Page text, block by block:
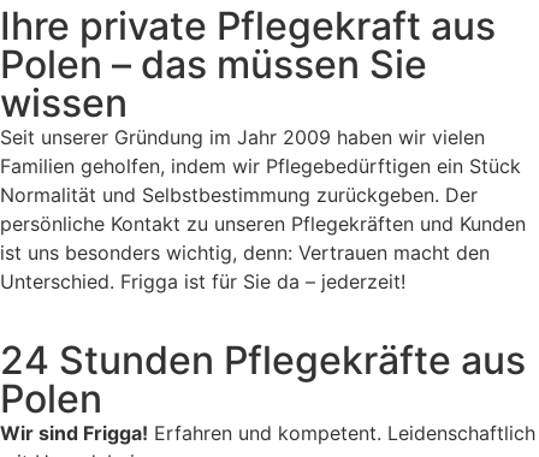
Ihre private Pflegekraft aus
Polen – das müssen Sie
wissen
Seit unserer Gründung im Jahr 2009 haben wir vielen
Familien geholfen, indem wir Pflegebedürftigen ein Stück
Normalität und Selbstbestimmung zurückgeben. Der
persönliche Kontakt zu unseren Pflegekräften und Kunden
ist uns besonders wichtig, denn: Vertrauen macht den
Unterschied. Frigga ist für Sie da – jederzeit!
24 Stunden Pflegekräfte aus
Polen
Wir sind Frigga! Erfahren und kompetent. Leidenschaftlich